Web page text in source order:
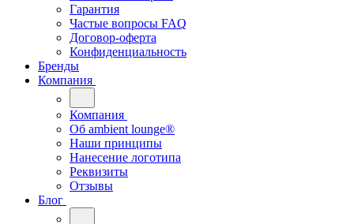
Гарантия
Частые вопросы FAQ
Договор-оферта
Конфиденциальность
Бренды
Компания
Компания
Oб ambient lounge®
Наши принципы
Нанесение логотипа
Реквизиты
Отзывы
Блог